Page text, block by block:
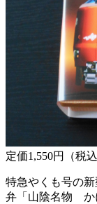
定価1,550円（税込
特急やくも号の
弁「山陰名物 か